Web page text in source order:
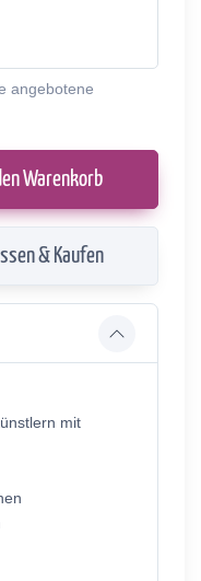
angebotene
Warenkorb
& Kaufen
mit